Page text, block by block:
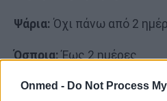
Onmed - Do Not Process
Ψάρια: Όχι πάνω από 2
Όσπρια: Έως 2 ημέρες
Λαδερά: 2 ημέρες